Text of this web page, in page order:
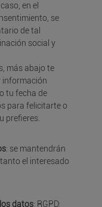
en el
se
de tal
social y
más abajo te
información
tu fecha de
para felicitarte o
prefieres.
: se mantendrán
el interesado
datos: RGPD: